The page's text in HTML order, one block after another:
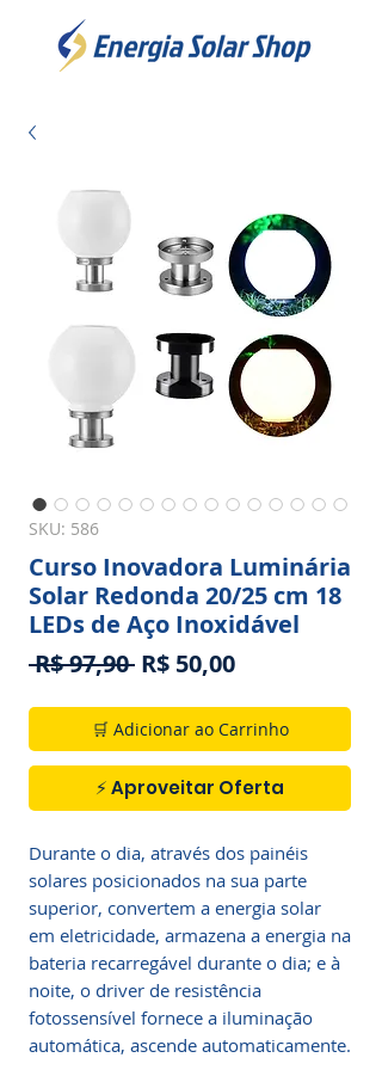
SKU: 586
Curso Inovadora Luminária
Solar Redonda 20/25 cm 18
LEDs de Aço Inoxidável
R$ 97,90 Preço
R$ 50,00Preço
🛒 Adicionar ao Carrinho
⚡ Aproveitar Oferta
Durante o dia, através dos painéis
solares posicionados na sua parte
superior, convertem a energia solar
em eletricidade, armazena a energia na
bateria recarregável durante o dia; e à
noite, o driver de resistência
fotossensível fornece a iluminação
automática, ascende automaticamente.